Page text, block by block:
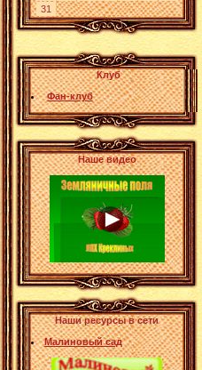
31
Клуб
Фан-клуб
Наше видео
Наши ресурсы в сети
Малиновый сад